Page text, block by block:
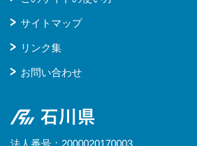
サイトマップ
リンク集
お問い合わせ
石川県